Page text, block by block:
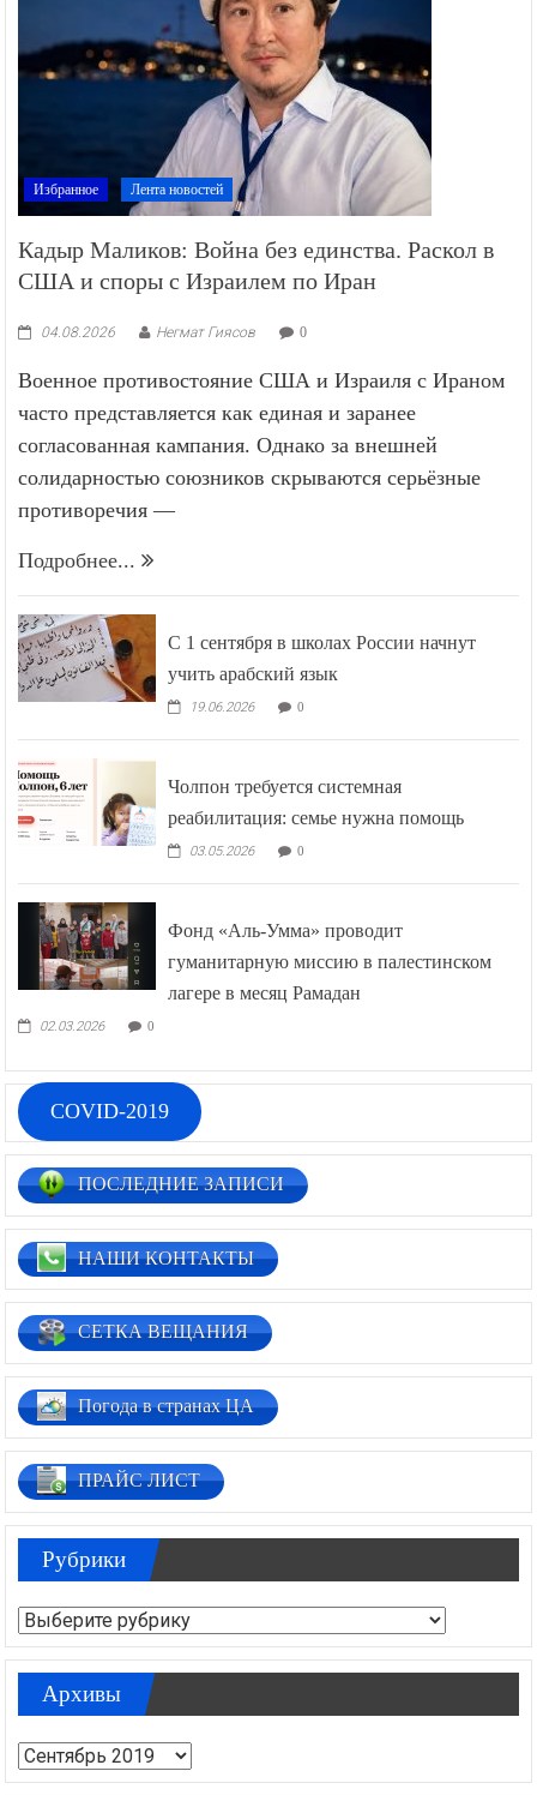
Избранное Лента новостей
Кадыр Маликов: Война без единства. Раскол в
США и споры с Израилем по Иран
04.08.2026 Негмат Гиясов 0
Военное противостояние США и Израиля с Ираном
часто представляется как единая и заранее
согласованная кампания. Однако за внешней
солидарностью союзников скрываются серьёзные
противоречия —
Подробнее...
С 1 сентября в школах России начнут
учить арабский язык
19.06.2026 0
Чолпон требуется системная
реабилитация: семье нужна помощь
03.05.2026 0
Фонд «Аль-Умма» проводит
гуманитарную миссию в палестинском
лагере в месяц Рамадан
02.03.2026 0
COVID-2019
ПОСЛЕДНИЕ ЗАПИСИ
НАШИ КОНТАКТЫ
СЕТКА ВЕЩАНИЯ
Погода в странах ЦА
ПРАЙС ЛИСТ
Рубрики
Рубрики
Архивы
Архивы